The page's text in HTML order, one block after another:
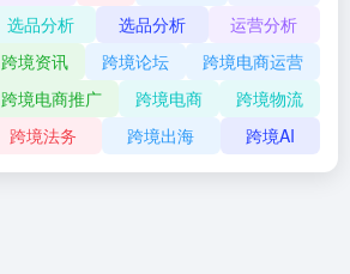
选品分析
选品分析
运营分析
跨境资讯
跨境论坛
跨境电商运营
跨境电商推广
跨境电商
跨境物流
跨境法务
跨境出海 跨境AI